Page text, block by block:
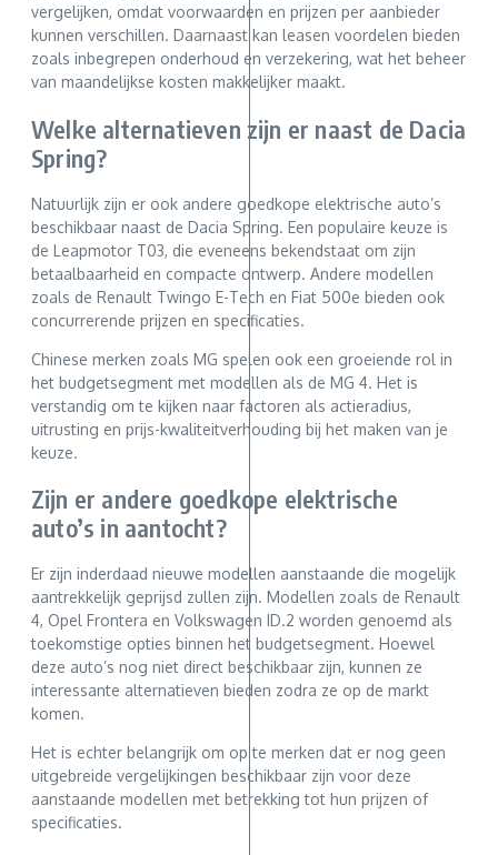
vergelijken, omdat voorwaarden en prijzen per aanbieder
kunnen verschillen. Daarnaast kan leasen voordelen bieden
zoals inbegrepen onderhoud en verzekering, wat het beheer
van maandelijkse kosten makkelijker maakt.
Welke alternatieven zijn er naast de Dacia
Spring?
Natuurlijk zijn er ook andere goedkope elektrische auto’s
beschikbaar naast de Dacia Spring. Een populaire keuze is
de Leapmotor T03, die eveneens bekendstaat om zijn
betaalbaarheid en compacte ontwerp. Andere modellen
zoals de Renault Twingo E-Tech en Fiat 500e bieden ook
concurrerende prijzen en specificaties.
Chinese merken zoals MG spelen ook een groeiende rol in
het budgetsegment met modellen als de MG 4. Het is
verstandig om te kijken naar factoren als actieradius,
uitrusting en prijs-kwaliteitverhouding bij het maken van je
keuze.
Zijn er andere goedkope elektrische
auto’s in aantocht?
Er zijn inderdaad nieuwe modellen aanstaande die mogelijk
aantrekkelijk geprijsd zullen zijn. Modellen zoals de Renault
4, Opel Frontera en Volkswagen ID.2 worden genoemd als
toekomstige opties binnen het budgetsegment. Hoewel
deze auto’s nog niet direct beschikbaar zijn, kunnen ze
interessante alternatieven bieden zodra ze op de markt
komen.
Het is echter belangrijk om op te merken dat er nog geen
uitgebreide vergelijkingen beschikbaar zijn voor deze
aanstaande modellen met betrekking tot hun prijzen of
specificaties.